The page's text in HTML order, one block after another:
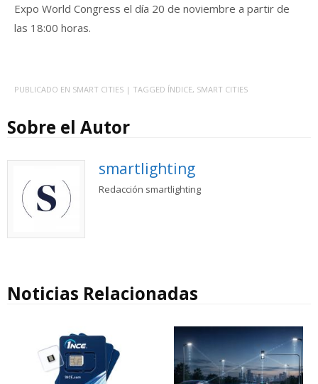
Expo World Congress el día 20 de noviembre a partir de
las 18:00 horas.
PUBLICADO EN SMART CITIES | TAGGED ÍNDICE, SMART CITIES
Sobre el Autor
smartlighting
Redacción smartlighting
Noticias Relacionadas